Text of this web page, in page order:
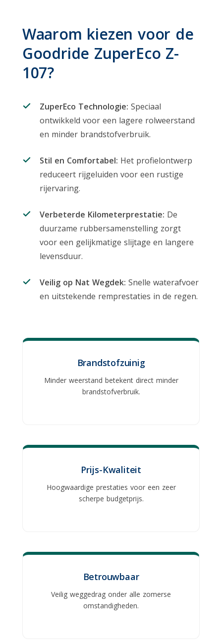
Waarom kiezen voor de
Goodride ZuperEco Z-
107?
ZuperEco Technologie: Speciaal
ontwikkeld voor een lagere rolweerstand
en minder brandstofverbruik.
Stil en Comfortabel: Het profielontwerp
reduceert rijgeluiden voor een rustige
rijervaring.
Verbeterde Kilometerprestatie: De
duurzame rubbersamenstelling zorgt
voor een gelijkmatige slijtage en langere
levensduur.
Veilig op Nat Wegdek: Snelle waterafvoer
en uitstekende remprestaties in de regen.
Brandstofzuinig
Minder weerstand betekent direct minder
brandstofverbruik.
Prijs-Kwaliteit
Hoogwaardige prestaties voor een zeer
scherpe budgetprijs.
Betrouwbaar
Veilig weggedrag onder alle zomerse
omstandigheden.